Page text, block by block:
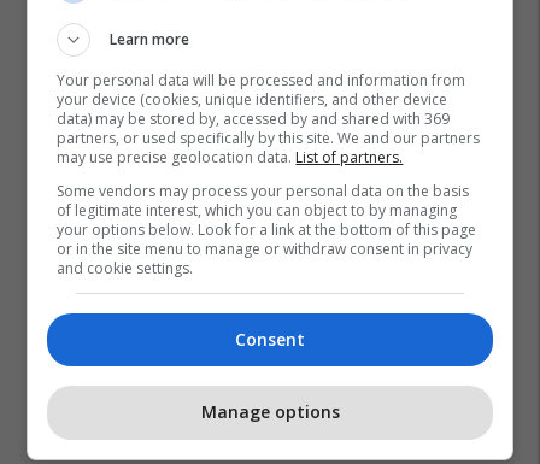
Sashk Maqedoni
Arsimi Në Maqedoni
Jakim Nedellkov
Learn more
Your personal data will be processed and information from
your device (cookies, unique identifiers, and other device
data) may be stored by, accessed by and shared with 369
partners, or used specifically by this site. We and our partners
may use precise geolocation data. List of partners.
Some vendors may process your personal data on the basis
of legitimate interest, which you can object to by managing
your options below. Look for a link at the bottom of this page
or in the site menu to manage or withdraw consent in privacy
and cookie settings.
Consent
Manage options